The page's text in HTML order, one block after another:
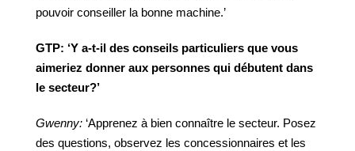
pouvoir conseiller la bonne machine.’
GTP: ‘Y a-t-il des conseils particuliers que vous
aimeriez donner aux personnes qui débutent dans
le secteur?’
Gwenny: ‘Apprenez à bien connaître le secteur. Posez
des questions, observez les concessionnaires et les